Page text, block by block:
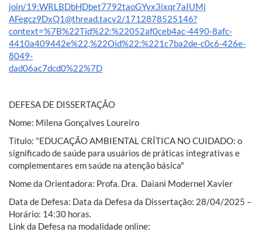
join/19:WRLBDbHDbet7792taoGYyx3ixqr7aIUMj
AFegcz9DxQ1@thread.tacv2/1712878525146?
context=%7B%22Tid%22:%22052af0ceb4ac-4490-8afc-
4410a409442e%22,%22Oid%22:%221c7ba2de-c0c6-426e-
8049-
dad06ac7dcd0%22%7D
DEFESA DE DISSERTAÇÃO
Nome: Milena Gonçalves Loureiro
Título: "EDUCAÇÃO AMBIENTAL CRÍTICA NO CUIDADO: o
significado de saúde para usuários de práticas integrativas e
complementares em saúde na atenção básica"
Nome da Orientadora: Profa. Dra. Daiani Modernel Xavier
Data de Defesa: Data da Defesa da Dissertação: 28/04/2025 –
Horário: 14:30 horas.
Link da Defesa na modalidade online: